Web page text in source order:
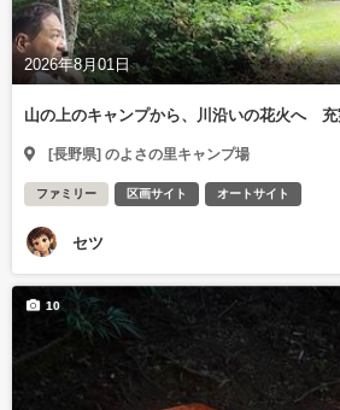
2026年8月01日
山の上のキャンプから、川沿いの花火へ 充
[長野県] のよさの里キャンプ場
ファミリー 区画サイト オートサイト
セツ
10